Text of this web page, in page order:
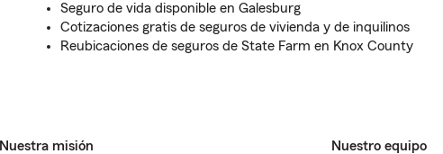
Seguro de vida disponible en Galesburg
Cotizaciones gratis de seguros de vivienda y de inquilinos
Reubicaciones de seguros de State Farm en Knox County
Nuestra misión Nuestro equipo